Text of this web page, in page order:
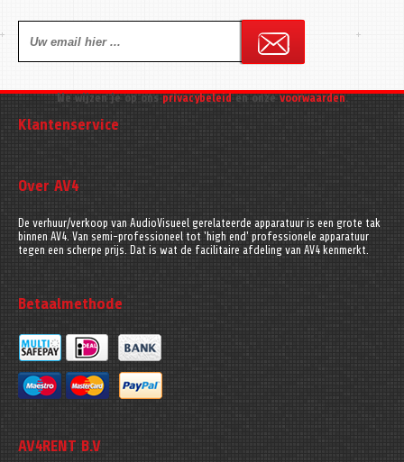
We wijzen je op onsprivacybeleiden onzevoorwaarden.
Klantenservice
Over AV4
De verhuur/verkoop van AudioVisueel gerelateerde apparatuur is een grote tak
binnen AV4. Van semi-professioneel tot 'high end' professionele apparatuur
tegen een scherpe prijs. Dat is wat de facilitaire afdeling van AV4 kenmerkt.
Betaalmethode
AV4RENT B.V